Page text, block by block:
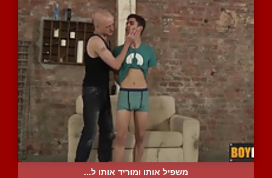
משפיל אותו ומוריד אותו ל...